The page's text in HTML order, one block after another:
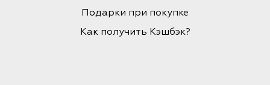
Подарки при покупке
Как получить Кэшбэк?